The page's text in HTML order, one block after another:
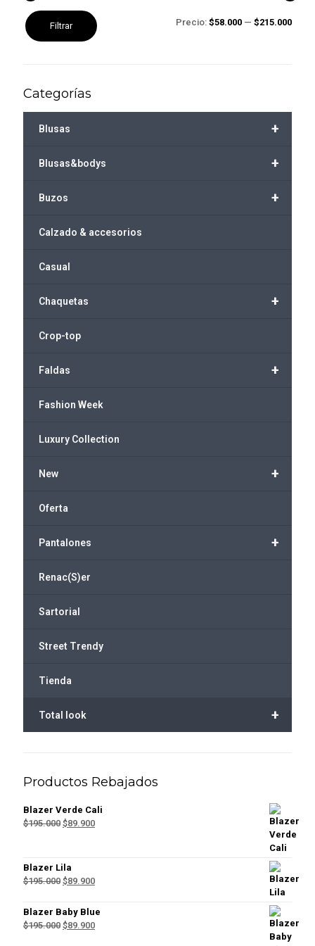
Precio
mínimo
Precio
máximoFiltrar Precio: $58.000 — $215.000
Categorías
+
Blusas
+
Blusas&bodys
+
Buzos
Calzado & accesorios
Casual
+
Chaquetas
Crop-top
+
Faldas
Fashion Week
Luxury Collection
+
New
Oferta
+
Pantalones
Renac(S)er
Sartorial
Street Trendy
Tienda
+
Total look
Productos Rebajados
Blazer Verde Cali
$195.000 El
era:
$195.000.
$89.900El
Blazer Lila
$195.000 El
original
era:
$195.000.
$89.900El
$89.900.
Blazer Baby Blue
$195.000 El
$89.900El